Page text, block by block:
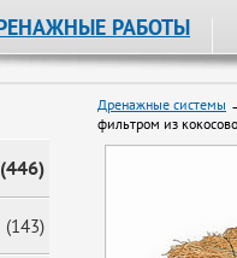
РАБОТЫ
(446)
(143)
Дренажные системы
фильтром из